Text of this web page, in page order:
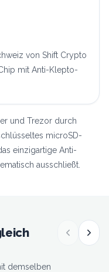
von Shift Crypto
mit Anti-Klepto-
und Trezor durch
microSD-
einzigartige Anti-
ausschließt.
demselben